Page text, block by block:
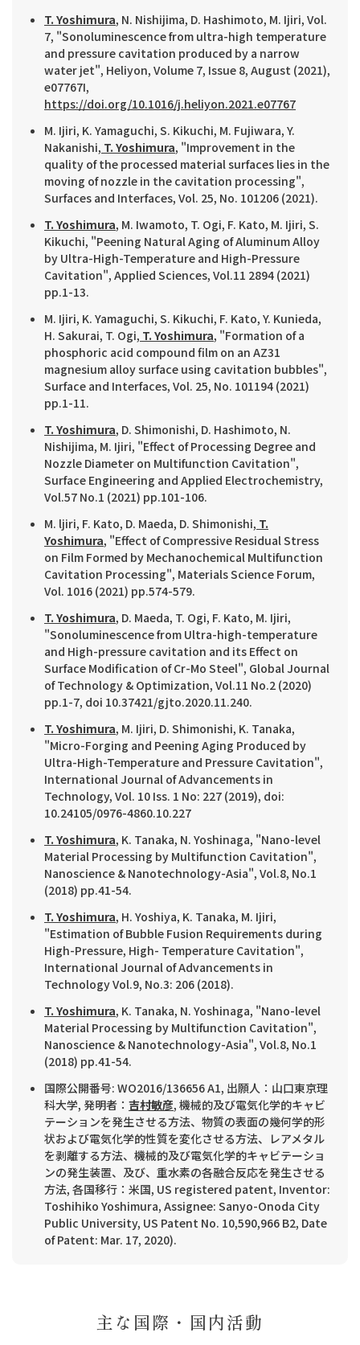
T. Yoshimura, N. Nishijima, D. Hashimoto, M. Ijiri, Vol.
7, "Sonoluminescence from ultra-high temperature
and pressure cavitation produced by a narrow
water jet", Heliyon, Volume 7, Issue 8, August (2021),
e07767I,
https://doi.org/10.1016/j.heliyon.2021.e07767
M. Ijiri, K. Yamaguchi, S. Kikuchi, M. Fujiwara, Y.
Nakanishi, T. Yoshimura, "Improvement in the
quality of the processed material surfaces lies in the
moving of nozzle in the cavitation processing",
Surfaces and Interfaces, Vol. 25, No. 101206 (2021).
T. Yoshimura, M. Iwamoto, T. Ogi, F. Kato, M. Ijiri, S.
Kikuchi, "Peening Natural Aging of Aluminum Alloy
by Ultra-High-Temperature and High-Pressure
Cavitation", Applied Sciences, Vol.11 2894 (2021)
pp.1-13.
M. Ijiri, K. Yamaguchi, S. Kikuchi, F. Kato, Y. Kunieda,
H. Sakurai, T. Ogi, T. Yoshimura, "Formation of a
phosphoric acid compound film on an AZ31
magnesium alloy surface using cavitation bubbles",
Surface and Interfaces, Vol. 25, No. 101194 (2021)
pp.1-11.
T. Yoshimura, D. Shimonishi, D. Hashimoto, N.
Nishijima, M. Ijiri, "Effect of Processing Degree and
Nozzle Diameter on Multifunction Cavitation",
Surface Engineering and Applied Electrochemistry,
Vol.57 No.1 (2021) pp.101-106.
M. ljiri, F. Kato, D. Maeda, D. Shimonishi, T.
Yoshimura, "Effect of Compressive Residual Stress
on Film Formed by Mechanochemical Multifunction
Cavitation Processing", Materials Science Forum,
Vol. 1016 (2021) pp.574-579.
T. Yoshimura, D. Maeda, T. Ogi, F. Kato, M. Ijiri,
"Sonoluminescence from Ultra-high-temperature
and High-pressure cavitation and its Effect on
Surface Modification of Cr-Mo Steel", Global Journal
of Technology & Optimization, Vol.11 No.2 (2020)
pp.1-7, doi 10.37421/gjto.2020.11.240.
T. Yoshimura, M. Ijiri, D. Shimonishi, K. Tanaka,
"Micro-Forging and Peening Aging Produced by
Ultra-High-Temperature and Pressure Cavitation",
International Journal of Advancements in
Technology, Vol. 10 Iss. 1 No: 227 (2019), doi:
10.24105/0976-4860.10.227
T. Yoshimura, K. Tanaka, N. Yoshinaga, "Nano-level
Material Processing by Multifunction Cavitation",
Nanoscience & Nanotechnology-Asia", Vol.8, No.1
(2018) pp.41-54.
T. Yoshimura, H. Yoshiya, K. Tanaka, M. Ijiri,
"Estimation of Bubble Fusion Requirements during
High-Pressure, High- Temperature Cavitation",
International Journal of Advancements in
Technology Vol.9, No.3: 206 (2018).
T. Yoshimura, K. Tanaka, N. Yoshinaga, "Nano-level
Material Processing by Multifunction Cavitation",
Nanoscience & Nanotechnology-Asia", Vol.8, No.1
(2018) pp.41-54.
国際公開番号: WO2016/136656 A1, 出願人：山口東京理
科大学, 発明者： 吉村敏彦, 機械的及び電気化学的キャビ
テーションを発生させる方法、物質の表面の幾何学的形
状および電気化学的性質を変化させる方法、レアメタル
を剥離する方法、機械的及び電気化学的キャビテーショ
ンの発生装置、及び、重水素の各融合反応を発生させる
方法, 各国移行：米国, US registered patent, Inventor:
Toshihiko Yoshimura, Assignee: Sanyo-Onoda City
Public University, US Patent No. 10,590,966 B2, Date
of Patent: Mar. 17, 2020).
主な国際・国内活動